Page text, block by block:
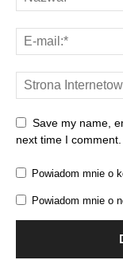
Save my name,
next time I comment.
Powiadom mnie o
Powiadom mnie o